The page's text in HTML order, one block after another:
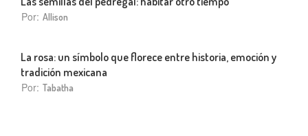
Por: Allison
La rosa: un símbolo que florece entre historia, emoción y
tradición mexicana
Por: Tabatha